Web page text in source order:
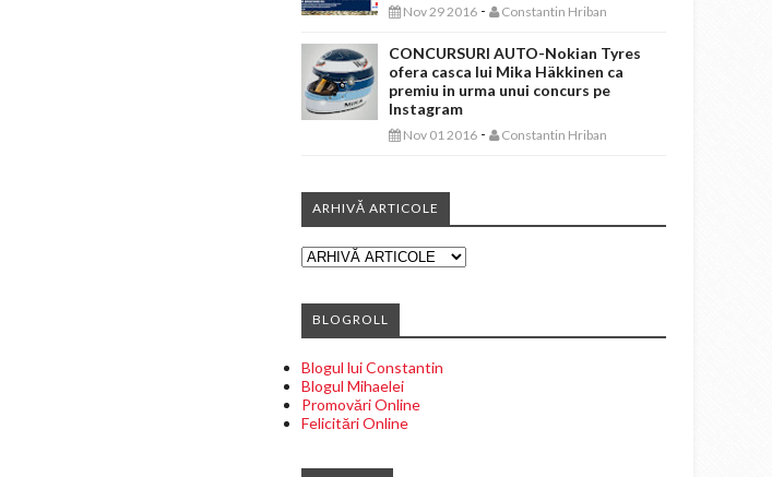
Nov 29 2016 - Constantin Hriban
CONCURSURI AUTO-Nokian Tyres
ofera casca lui Mika Häkkinen ca
premiu in urma unui concurs pe
Instagram
Nov 01 2016 - Constantin Hriban
ARHIVĂ ARTICOLE
BLOGROLL
Blogul lui Constantin
Blogul Mihaelei
Promovări Online
Felicitări Online